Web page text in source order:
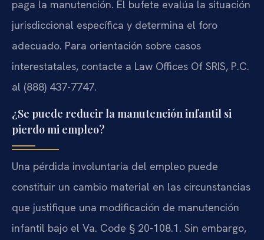
paga la manutención. El bufete evalúa la situación
jurisdiccional específica y determina el foro
adecuado. Para orientación sobre casos
interestatales, contacte a Law Offices Of SRIS, P.C.
al (888) 437-7747.
¿Se puede reducir la manutención infantil si
pierdo mi empleo?
Una pérdida involuntaria del empleo puede
constituir un cambio material en las circunstancias
que justifique una modificación de manutención
infantil bajo el Va. Code § 20-108.1. Sin embargo,